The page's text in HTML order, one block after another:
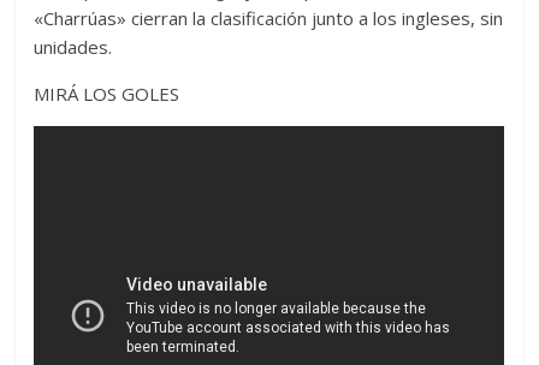
«Charrúas» cierran la clasificación junto a los ingleses, sin
unidades.
MIRÁ LOS GOLES